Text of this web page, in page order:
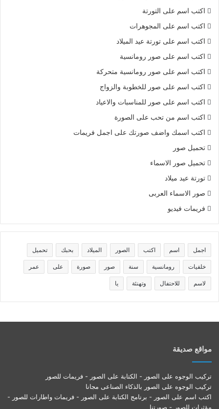
اكتب اسم على التورتة
اكتب اسم على المجوهرات
اكتب اسم على تورتة عيد الميلاد
اكتب اسم على صور رومانسية
اكتب اسم على صور رومانسية متحركة
اكتب اسم على صور للخطوبة والزواج
اكتب اسم على صور للمناسبات والاعياد
اكتب اسم من تحب على الصورة
اكتب اسمك واضف صورتك على اجمل فريمات
تحميل صور
تحميل صور الاسماء
تورتة عيد ميلاد
صور الاسماء العربى
فريمات فيديو
اجمل اسم اكتب الصور الميلاد بحبك تحميل
خلفيات رومانسية سنة صور صورة على عمر
لاسم للاحتفال وتهنئة يا
مواقع صديقة
تركيب الوجوه على الصور - الكتابة على الصور - فريمات للصور
تركيب الوجوه على الصور بالذكاء الصناعى مجانا
اكتب اسم على الصور - برنامج الكتابة على الصور - فريمات واطارات للصور -
مؤثرات للصور - صورتنا